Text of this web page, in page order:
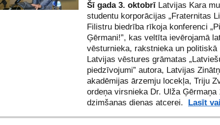
Šī gada 3. oktobrī Latvijas Kara
studentu korporācijas „Fraternitas
Filistru biedrība rīkoja konferenci
Ģērmani!”, kas veltīta ievērojamā
vēsturnieka, rakstnieka un politiskā
Latvijas vēstures grāmatas
piedzīvojumi” autora, Latvijas
akadēmijas ārzemju locekļa, Triju
ordeņa virsnieka Dr. Ulža Ģērmaņa
dzimšanas dienas atcerei. Lasīt